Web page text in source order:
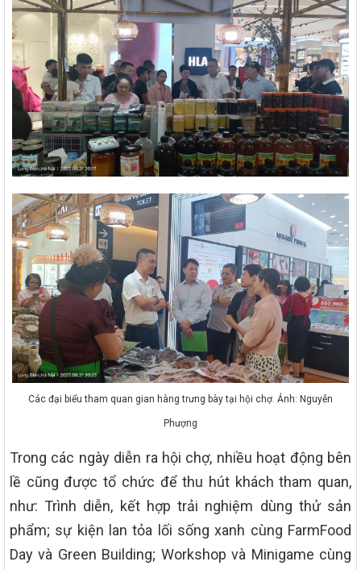
Các đại biểu tham quan gian hàng trưng bày tại hội chợ. Ảnh: Nguyễn
Phượng
Trong các ngày diễn ra hội chợ, nhiều hoạt động bên
lề cũng được tổ chức để thu hút khách tham quan,
như: Trình diễn, kết hợp trải nghiệm dùng thử sản
phẩm; sự kiện lan tỏa lối sống xanh cùng FarmFood
Day và Green Building; Workshop và Minigame cùng